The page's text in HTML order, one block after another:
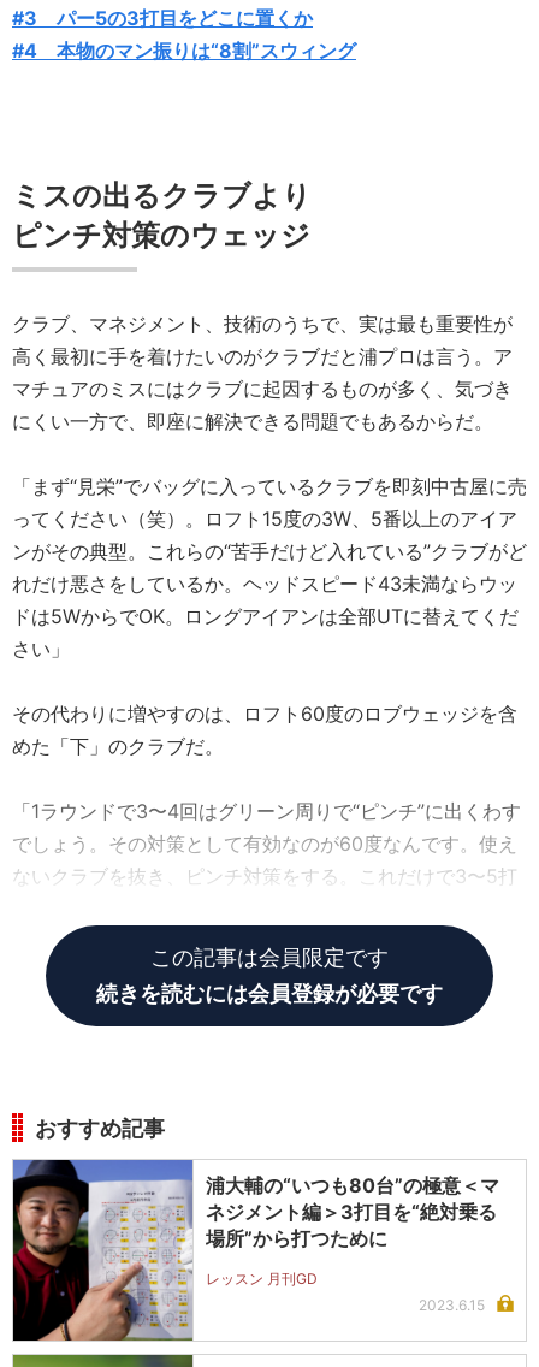
#3 パー5の3打目をどこに置くか
#4 本物のマン振りは“8割”スウィング
ミスの出るクラブより
ピンチ対策のウェッジ
クラブ、マネジメント、技術のうちで、実は最も重要性が
高く最初に手を着けたいのがクラブだと浦プロは言う。ア
マチュアのミスにはクラブに起因するものが多く、気づき
にくい一方で、即座に解決できる問題でもあるからだ。
「まず“見栄”でバッグに入っているクラブを即刻中古屋に売
ってください（笑）。ロフト15度の3W、5番以上のアイア
ンがその典型。これらの“苦手だけど入れている”クラブがど
れだけ悪さをしているか。ヘッドスピード43未満ならウッ
ドは5WからでOK。ロングアイアンは全部UTに替えてくだ
さい」
その代わりに増やすのは、ロフト60度のロブウェッジを含
めた「下」のクラブだ。
「1ラウンドで3〜4回はグリーン周りで“ピンチ”に出くわす
でしょう。その対策として有効なのが60度なんです。使え
ないクラブを抜き、ピンチ対策をする。これだけで3〜5打
この記事は会員限定です
続きを読むには会員登録が必要です
おすすめ記事
浦大輔の“いつも80台”の極意＜マ
ネジメント編＞3打目を“絶対乗る
場所”から打つために
レッスン 月刊GD
2023.6.15